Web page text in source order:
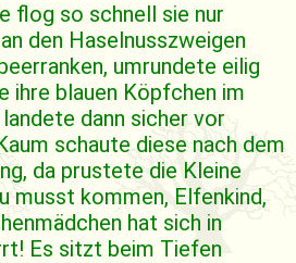
flog so schnell sie nur
den Haselnusszweigen
umrundete eilig
ihre blauen Köpfchen im
dann sicher vor
schaute diese nach dem
da prustete die Kleine
musst kommen, Elfenkind,
hat sich in
Es sitzt beim Tiefen